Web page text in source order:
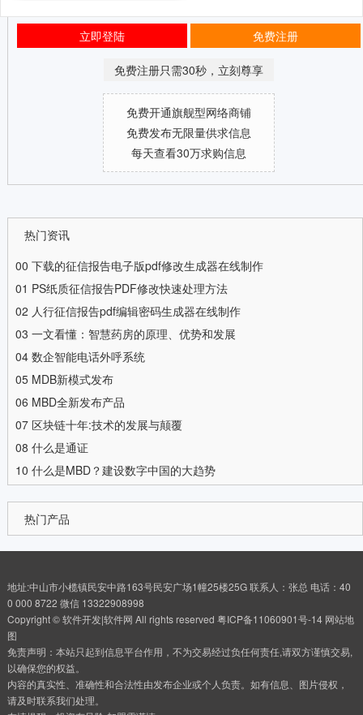
立即登陆 免费注册
免费注册只需30秒，立刻尊享
免费开通旗舰型网络商铺
免费发布无限量供求信息
每天查看30万求购信息
热门资讯
00 下载的征信报告电子版pdf修改生成器在线制作
01 PS纸质征信报告PDF修改快速处理方法
02 人行征信报告pdf编辑密码生成器在线制作
03 一文看懂：智慧药房的原理、优势和发展
04 数企智能电话外呼系统
05 MDB新模式发布
06 MBD全新发布产品
07 区块链十年:技术的发展与颠覆
08 什么是通证
10 什么是MBD？建设数字中国的大趋势
热门产品
地址:中山市小榄镇民安中路163号民安广场1幢25楼25G 联系人：张总 电话：40
0 000 8722 微信 13322908998
Copyright © 软件开发|软件网 All rights reserved 粤ICP备11060901号-14 网站地
图
免责声明：本站只起到信息平台作用，不为交易经过负任何责任,请双方谨慎交易,
以确保您的权益。
内容的真实性、准确性和合法性由发布企业或个人负责。如有信息、图片侵权，
请及时联系我们处理。